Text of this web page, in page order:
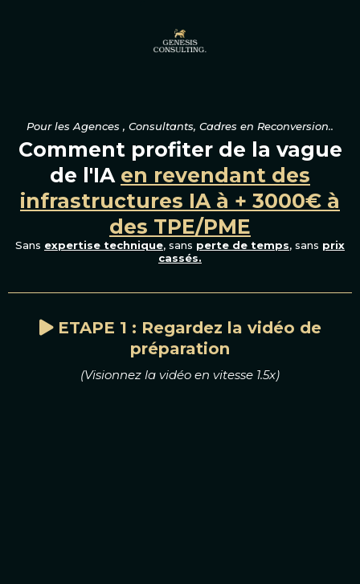
Pour les Agences , Consultants, Cadres en Reconversion..
Comment profiter de la vague
de l'IA en revendant des
infrastructures IA à + 3000€ à
des TPE/PME
Sans expertise technique, sans perte de temps, sans prix
cassés.
ETAPE 1 : Regardez la vidéo de
préparation
(Visionnez la vidéo en vitesse 1.5x)